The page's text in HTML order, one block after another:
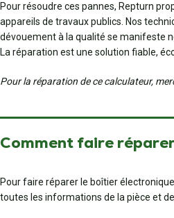
Pour résoudre ces pannes, Repturn
appareils de travaux publics. Nos
dévouement à la qualité se manifeste
La réparation est une solution fiable,
Pour la réparation de ce calculateur,
Comment faire
Pour faire réparer le boîtier
toutes les informations de la pièce et